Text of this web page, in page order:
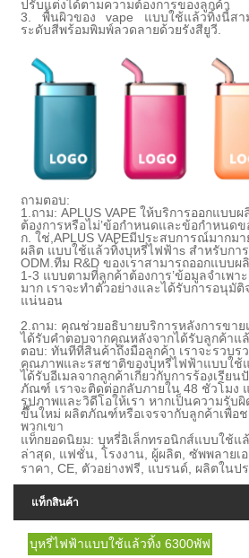
ปรับแต่งได้ตามความต้องการของลูกค้า
3. พื้นผิวของ vape แบบใช้แล้วทิ้งนี้สา
ระดับสีพร้อมพิมพ์ลวดลายด้วยรังสียูวี.
ถามตอบ:
1. ถาม: APLUS VAPE ให้บริการออกแบ
ต้องการหรือไม่’ข้อกำหนดและข้อกำหนดข
ก. ใช่,APLUS VAPEมีประสบการณ์มากมา
ผลิต แบบใช้แล้วทิ้งบุหรี่ไฟฟ้าs สำหรับกา
ODM .ทีม R&D ของเราสามารถออกแบบ
1-3 แบบตามที่ลูกค้าต้องการ’ข้อมูลจำเพา
มาก เราจะทำตัวอย่างและได้รับการอนุมัติ
แน่นอน
2. ถาม: คุณช่วยอธิบายบริการหลังการขาย
ได้รับคำตอบจากคุณหลังจากได้รับลูกค้าแ
ตอบ: ทันทีที่สินค้าถึงมือลูกค้า เราจะรวบร
คุณภาพและรสชาติของบุหรี่ไฟฟ้าแบบใช้แ
ได้รับอีเมลจากลูกค้าเกี่ยวกับการร้องเรีย
ภัณฑ์ เราจะติดต่อกลับภายใน 48 ชั่วโมง
รูปภาพและวิดีโอให้เรา หากเป็นความรับผิ
ขึ้นใหม่ ผลิตภัณฑ์หรือเจรจากับลูกค้าเพื่อ
พวกเขา
แท็กยอดนิยม: บุหรี่อิเล็กทรอนิกส์แบบใช้แ
ล่าสุด, แฟชั่น, โรงงาน, ผู้ผลิต, ซัพพลายเอ
ราคา, CE, ตัวอย่างฟรี, แบรนด์, ผลิตในป
แท็กสินค้า
บุหรี่ไฟฟ้าแบบใช้แล้วทิ้ง 6300พัฟ